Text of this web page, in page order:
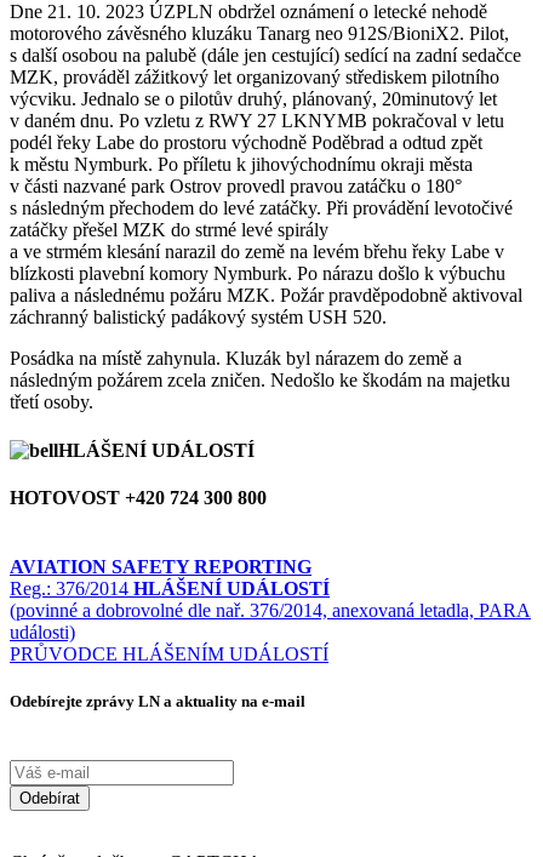
Dne 21. 10. 2023 ÚZPLN obdržel oznámení o letecké nehodě
motorového závěsného kluzáku Tanarg neo 912S/BioniX2. Pilot,
s další osobou na palubě (dále jen cestující) sedící na zadní sedačce
MZK, prováděl zážitkový let organizovaný střediskem pilotního
výcviku. Jednalo se o pilotův druhý, plánovaný, 20minutový let
v daném dnu. Po vzletu z RWY 27 LKNYMB pokračoval v letu
podél řeky Labe do prostoru východně Poděbrad a odtud zpět
k městu Nymburk. Po příletu k jihovýchodnímu okraji města
v části nazvané park Ostrov provedl pravou zatáčku o 180°
s následným přechodem do levé zatáčky. Při provádění levotočivé
zatáčky přešel MZK do strmé levé spirály
a ve strmém klesání narazil do země na levém břehu řeky Labe v
blízkosti plavební komory Nymburk. Po nárazu došlo k výbuchu
paliva a následnému požáru MZK. Požár pravděpodobně aktivoval
záchranný balistický padákový systém USH 520.
Posádka na místě zahynula. Kluzák byl nárazem do země a
následným požárem zcela zničen. Nedošlo ke škodám na majetku
třetí osoby.
HLÁŠENÍ UDÁLOSTÍ
HOTOVOST +420 724 300 800
AVIATION SAFETY REPORTING
Reg.: 376/2014 HLÁŠENÍ UDÁLOSTÍ
(povinné a dobrovolné dle nař. 376/2014, anexovaná letadla, PARA
události)
PRŮVODCE HLÁŠENÍM UDÁLOSTÍ
Odebírejte zprávy LN a aktuality na e-mail
Odebírat